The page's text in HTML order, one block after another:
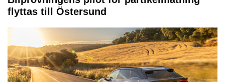
flyttas till Östersund